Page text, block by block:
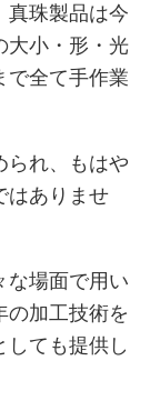
真珠製品は今
大小・形・光
で全て手作業
られ、もはや
はありませ
な場面で用い
の加工技術を
しても提供し